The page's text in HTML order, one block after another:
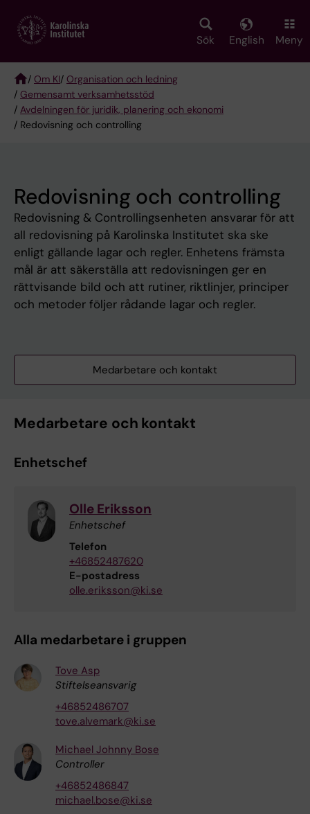
main
Sök English Meny
Breadcrumb
/ Om KI/ Organisation och ledning
/ Gemensamt verksamhetsstöd
/ Avdelningen för juridik, planering och ekonomi
/ Redovisning och controlling
Redovisning och controlling
Redovisning & Controllingsenheten ansvarar för att
all redovisning på Karolinska Institutet ska ske
enligt gällande lagar och regler. Enhetens främsta
mål är att säkerställa att redovisningen ger en
rättvisande bild och att rutiner, riktlinjer, principer
och metoder följer rådande lagar och regler.
Medarbetare och kontakt
Medarbetare och kontakt
Enhetschef
Olle Eriksson
Enhetschef
Telefon
+46852487620
E-postadress
olle.eriksson@ki.se
Alla medarbetare i gruppen
Tove Asp
Stiftelseansvarig
+46852486707
tove.alvemark@ki.se
Michael Johnny Bose
Controller
+46852486847
michael.bose@ki.se